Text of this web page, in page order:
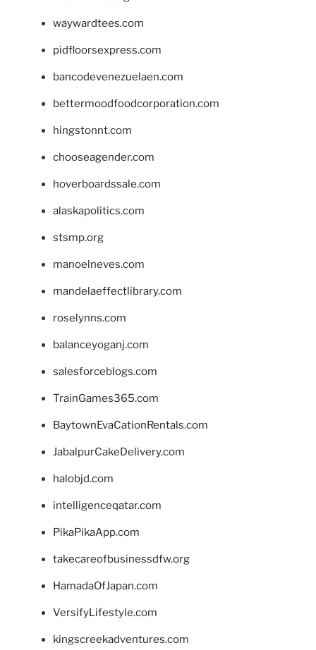
waywardtees.com
pidfloorsexpress.com
bancodevenezuelaen.com
bettermoodfoodcorporation.com
hingstonnt.com
chooseagender.com
hoverboardssale.com
alaskapolitics.com
stsmp.org
manoelneves.com
mandelaeffectlibrary.com
roselynns.com
balanceyoganj.com
salesforceblogs.com
TrainGames365.com
BaytownEvaCationRentals.com
JabalpurCakeDelivery.com
halobjd.com
intelligenceqatar.com
PikaPikaApp.com
takecareofbusinessdfw.org
HamadaOfJapan.com
VersifyLifestyle.com
kingscreekadventures.com